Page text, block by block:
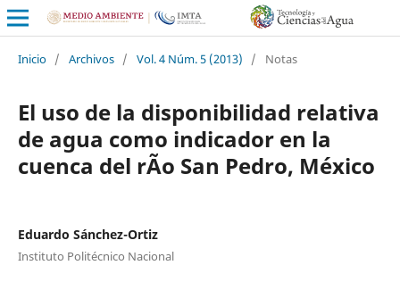
Inicio / Archivos / Vol. 4 Núm. 5 (2013) / Notas
El uso de la disponibilidad relativa
de agua como indicador en la
cuenca del rÃ­o San Pedro, México
Eduardo Sánchez-Ortiz
Instituto Politécnico Nacional